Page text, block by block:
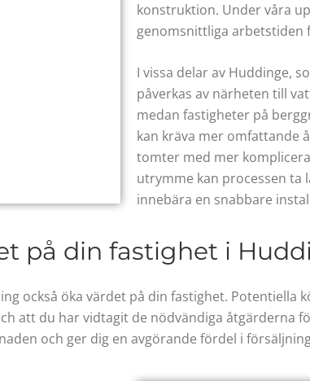
konstruktion. Under våra
genomsnittliga arbetstiden
I vissa delar av Huddinge,
påverkas av närheten till
medan fastigheter på
kan kräva mer omfattande
tomter med mer
utrymme kan processen ta
innebära en snabbare
på din fastighet i
också öka värdet på din fastighet.
att du har vidtagit de nödvändiga åtgärderna
och ger dig en avgörande fördel i